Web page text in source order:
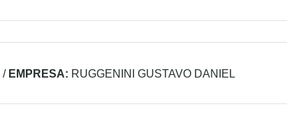
/ EMPRESA: RUGGENINI GUSTAVO DANIEL